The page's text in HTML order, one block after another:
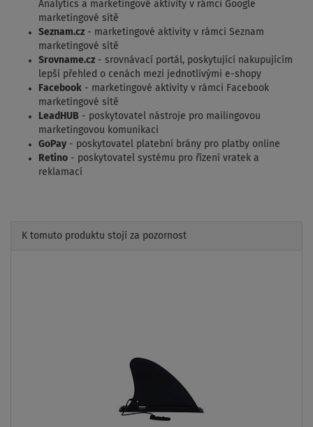
Analytics a marketingové aktivity v rámci Google
marketingové sítě
Seznam.cz - marketingové aktivity v rámci Seznam
marketingové sítě
Srovname.cz - srovnávací portál, poskytující nakupujícím
lepší přehled o cenách mezi jednotlivými e-shopy
Facebook - marketingové aktivity v rámci Facebook
marketingové sítě
LeadHUB - poskytovatel nástroje pro mailingovou
marketingovou komunikaci
GoPay - poskytovatel platební brány pro platby online
Retino - poskytovatel systému pro řízení vratek a
reklamací
K tomuto produktu stojí za pozornost